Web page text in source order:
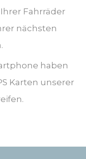
Fahrräder
nächsten
haben
Karten unserer